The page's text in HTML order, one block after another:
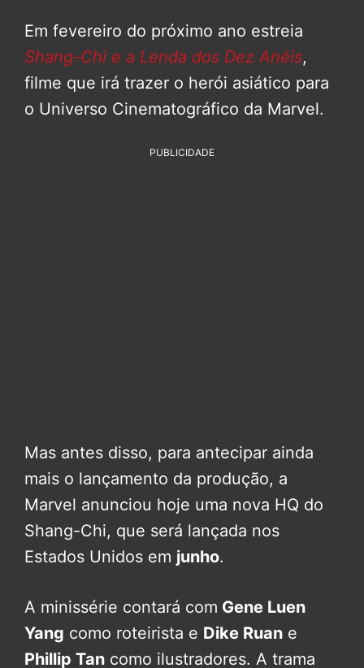
Em fevereiro do próximo ano estreia
Shang-Chi e a Lenda dos Dez Anéis,
filme que irá trazer o herói asiático para
o Universo Cinematográfico da Marvel.
PUBLICIDADE
Mas antes disso, para antecipar ainda
mais o lançamento da produção, a
Marvel anunciou hoje uma nova HQ do
Shang-Chi, que será lançada nos
Estados Unidos em junho.
A minissérie contará com Gene Luen
Yang como roteirista e Dike Ruan e
Phillip Tan como ilustradores. A trama